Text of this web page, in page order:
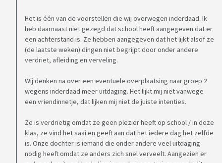
nou, iemand tips? Alvast bedankt.
Het is één van de voorstellen die wij overwegen inderdaad. Ik
heb daarnaast niet gezegd dat school heeft aangegeven dat er
een achterstand is. Ze hebben aangegeven dat het lijkt alsof ze
(de laatste weken) dingen niet begrijpt door onder andere
verdriet, afleiding en verveling.
Wij denken na over een eventuele overplaatsing naar groep 2
wegens inderdaad meer uitdaging. Het lijkt mij niet vanwege
een vriendinnetje, dat lijken mij niet de juiste intenties.
Ze is verdrietig omdat ze geen plezier heeft op school / in deze
klas, ze vind het saai en geeft aan dat het iedere dag het zelfde
is. Onze dochter is iemand die onder andere veel uitdaging
nodig heeft omdat ze anders zich snel verveelt. Aangezien er